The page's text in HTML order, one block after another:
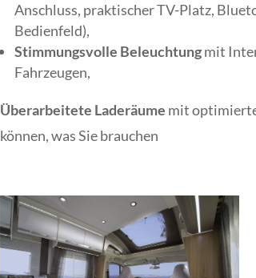
Anschluss, praktischer TV-Platz,
Bedienfeld),
Stimmungsvolle Beleuchtungmit
Fahrzeugen,
Überarbeitete Laderäume mit
können, was Sie brauchen